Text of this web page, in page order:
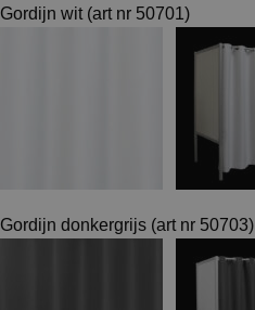
Gordijn wit (art nr 50701)
Gordijn donkergrijs (art nr 50703)